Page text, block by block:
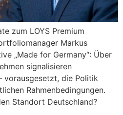
zum LOYS Premium
Markus
„Made for Germany“: Über
signalisieren
vorausgesetzt, die Politik
Rahmenbedingungen.
Standort Deutschland?